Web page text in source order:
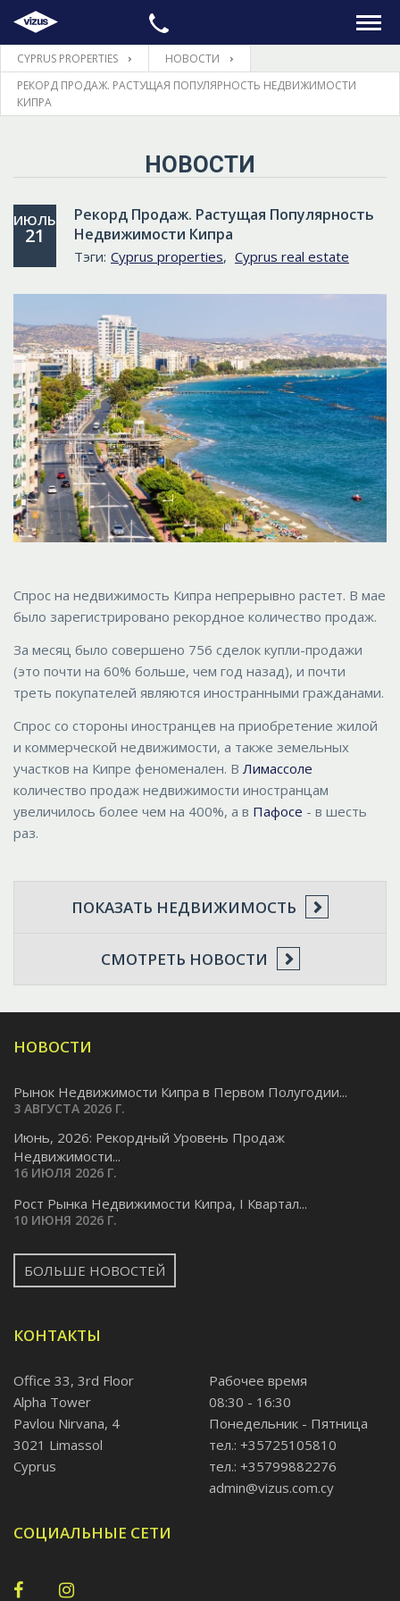
ГЛАВНАЯ
НЕДВИЖИМОСТЬ
ПРАВОВЫЕ ВОПРОСЫ
ИНФОРМАЦИЯ
CYPRUS PROPERTIES
НОВОСТИ
РЕКОРД ПРОДАЖ. РАСТУЩАЯ ПОПУЛЯРНОСТЬ НЕДВИЖИМОСТИ
КИПРА
НОВОСТИ
ИЮЛЬ
21
Рекорд Продаж. Растущая Популярность
Недвижимости Кипра
Тэги: Cyprus properties, Cyprus real estate
Спрос на недвижимость Кипра непрерывно растет. В мае
было зарегистрировано рекордное количество продаж.
За месяц было совершено 756 сделок купли-продажи
(это почти на 60% больше, чем год назад), и почти
треть покупателей являются иностранными гражданами.
Спрос со стороны иностранцев на приобретение жилой
и коммерческой недвижимости, а также земельных
участков на Кипре феноменален. В Лимассоле
количество продаж недвижимости иностранцам
увеличилось более чем на 400%, а в Пафосе - в шесть
раз.
ПОКАЗАТЬ НЕДВИЖИМОСТЬ
СМОТРЕТЬ НОВОСТИ
НОВОСТИ
Рынок Недвижимости Кипра в Первом Полугодии...
3 АВГУСТА 2026 Г.
Июнь, 2026: Рекордный Уровень Продаж
Недвижимости...
16 ИЮЛЯ 2026 Г.
Pост Рынка Недвижимости Кипра, I Квартал...
10 ИЮНЯ 2026 Г.
БОЛЬШЕ НОВОСТЕЙ
КОНТАКТЫ
Office 33, 3rd Floor
Alpha Tower
Pavlou Nirvana, 4
3021 Limassol
Cyprus
Рабочее время
08:30 - 16:30
Понедельник - Пятница
тел.: +35725105810
тел.: +35799882276
admin@vizus.com.cy
СОЦИАЛЬНЫЕ СЕТИ